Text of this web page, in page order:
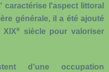
caractérise l'aspect littoral
générale, il a été ajouté
e
siècle pour valoriser
d'une occupation